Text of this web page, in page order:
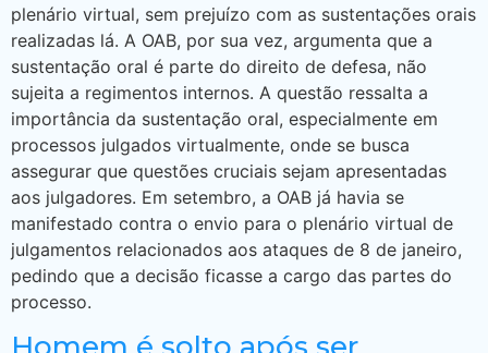
plenário virtual, sem prejuízo com as sustentações orais
realizadas lá. A OAB, por sua vez, argumenta que a
sustentação oral é parte do direito de defesa, não
sujeita a regimentos internos. A questão ressalta a
importância da sustentação oral, especialmente em
processos julgados virtualmente, onde se busca
assegurar que questões cruciais sejam apresentadas
aos julgadores. Em setembro, a OAB já havia se
manifestado contra o envio para o plenário virtual de
julgamentos relacionados aos ataques de 8 de janeiro,
pedindo que a decisão ficasse a cargo das partes do
processo.